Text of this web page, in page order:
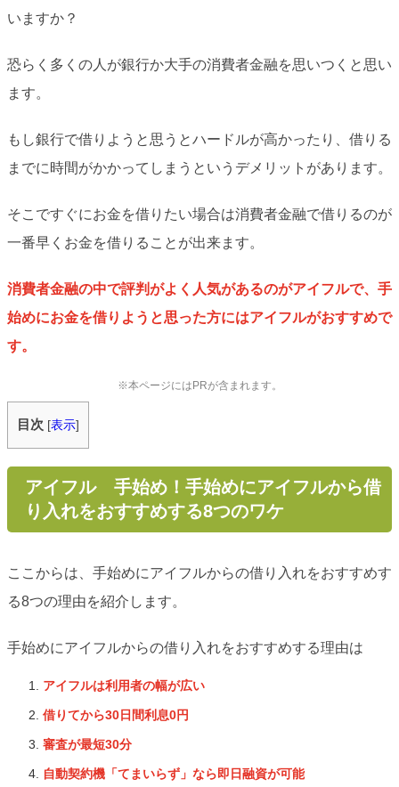
いますか？
恐らく多くの人が銀行か大手の消費者金融を思いつくと思い
ます。
もし銀行で借りようと思うとハードルが高かったり、借りる
までに時間がかかってしまうというデメリットがあります。
そこですぐにお金を借りたい場合は消費者金融で借りるのが
一番早くお金を借りることが出来ます。
消費者金融の中で評判がよく人気があるのがアイフルで、手
始めにお金を借りようと思った方にはアイフルがおすすめで
す。
※本ページにはPRが含まれます。
目次 [表示]
アイフル 手始め！手始めにアイフルから借
り入れをおすすめする8つのワケ
ここからは、手始めにアイフルからの借り入れをおすすめす
る8つの理由を紹介します。
手始めにアイフルからの借り入れをおすすめする理由は
アイフルは利用者の幅が広い
借りてから30日間利息0円
審査が最短30分
自動契約機「てまいらず」なら即日融資が可能